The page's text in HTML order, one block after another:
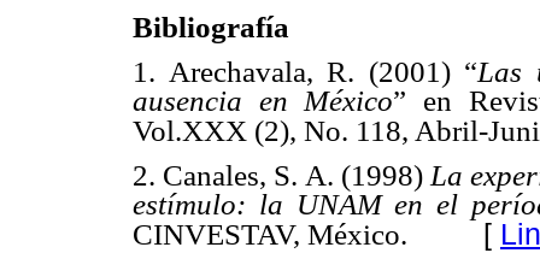
Bibliografía
1. Arechavala, R. (2001) “Las
ausencia en México” en
Vol.XXX (2), No. 118, Abril-
2. Canales, S. A. (1998) La
estímulo: la UNAM en el
CINVESTAV, México. [